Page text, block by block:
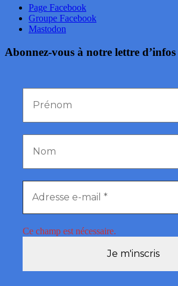
Page Facebook
Groupe Facebook
Mastodon
Abonnez-vous à notre lettre
Ce champ est nécessaire.